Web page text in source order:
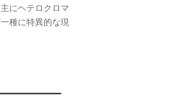
にヘテロクロマ
種に特異的な現